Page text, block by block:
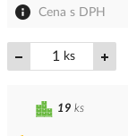
Cena s DPH
ks
19 ks